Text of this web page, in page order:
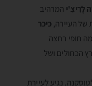
לֶרִיצִ'י המרהיב
של העיירה, כיכר
חופי רחצה
הכחולים ושל
נגיע לעיירת